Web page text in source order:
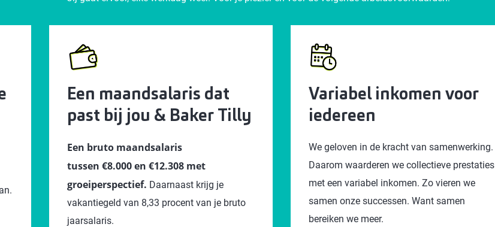
Een maandsalaris dat
past bij jou & Baker Tilly
Een bruto maandsalaris
tussen €8.000 en €12.308 met
groeiperspectief. Daarnaast krijg je
vakantiegeld van 8,33 procent van je bruto
jaarsalaris.
Variabel inkomen voor
iedereen
We geloven in de kracht van samenwerking.
Daarom waarderen we collectieve prestaties
met een variabel inkomen. Zo vieren we
samen onze successen. Want samen
bereiken we meer.